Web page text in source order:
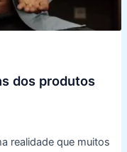
dos produtos
realidade que muitos